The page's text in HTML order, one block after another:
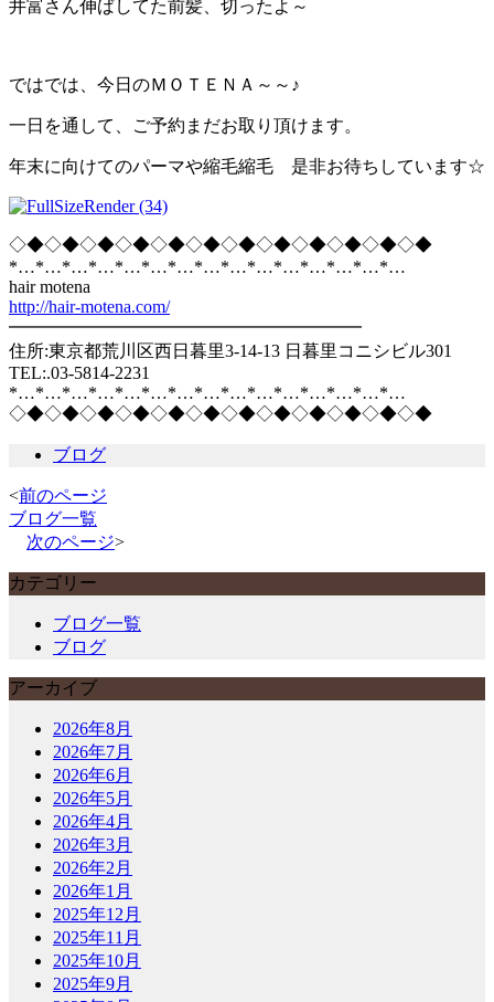
井富さん伸ばしてた前髪、切ったよ～
ではでは、今日のＭＯＴＥＮＡ～～♪
一日を通して、ご予約まだお取り頂けます。
年末に向けてのパーマや縮毛縮毛 是非お待ちしています☆
◇◆◇◆◇◆◇◆◇◆◇◆◇◆◇◆◇◆◇◆◇◆◇◆
*…*…*…*…*…*…*…*…*…*…*…*…*…*…*…
hair motena
http://hair-motena.com/
━━━━━━━━━━━━━━━━━━━━
住所:東京都荒川区西日暮里3-14-13 日暮里コニシビル301
TEL:.03-5814-2231
*…*…*…*…*…*…*…*…*…*…*…*…*…*…*…
◇◆◇◆◇◆◇◆◇◆◇◆◇◆◇◆◇◆◇◆◇◆◇◆
ブログ
<前のページ
ブログ一覧
次のページ>
カテゴリー
ブログ一覧
ブログ
アーカイブ
2026年8月
2026年7月
2026年6月
2026年5月
2026年4月
2026年3月
2026年2月
2026年1月
2025年12月
2025年11月
2025年10月
2025年9月